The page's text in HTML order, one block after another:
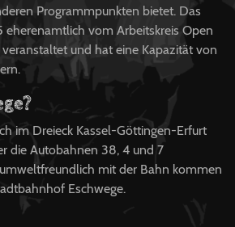
Programmpunkten bietet. Das
eherenamtlich vom Arbeitskreis Open
veranstaltet und hat eine Kapazität von
im Dreieck Kassel-Göttingen-Erfurt
die Autobahnen 38, 4 und 7
mit der Bahn kommen
Eschwege.